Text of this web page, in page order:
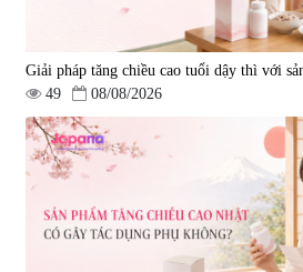
Giải pháp tăng chiều cao tuổi dậy thì với
49
08/08/2026